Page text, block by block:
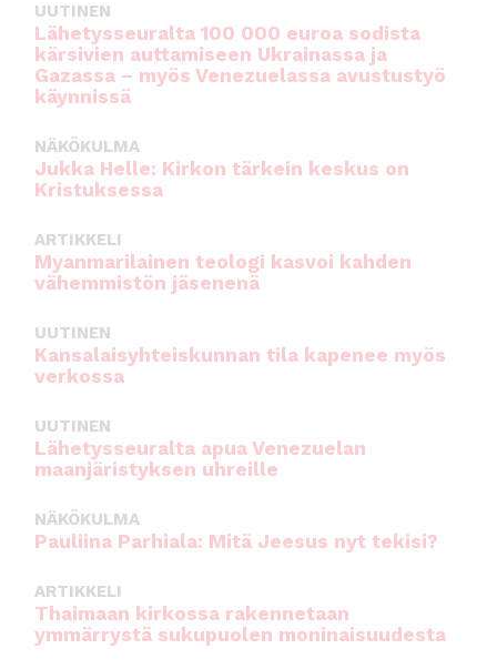
UUTINEN
Lähetysseuralta 100 000 euroa sodista
kärsivien auttamiseen Ukrainassa ja
Gazassa – myös Venezuelassa avustustyö
käynnissä
NÄKÖKULMA
Jukka Helle: Kirkon tärkein keskus on
Kristuksessa
ARTIKKELI
Myanmarilainen teologi kasvoi kahden
vähemmistön jäsenenä
UUTINEN
Kansalaisyhteiskunnan tila kapenee myös
verkossa
UUTINEN
Lähetysseuralta apua Venezuelan
maanjäristyksen uhreille
NÄKÖKULMA
Pauliina Parhiala: Mitä Jeesus nyt tekisi?
ARTIKKELI
Thaimaan kirkossa rakennetaan
ymmärrystä sukupuolen moninaisuudesta